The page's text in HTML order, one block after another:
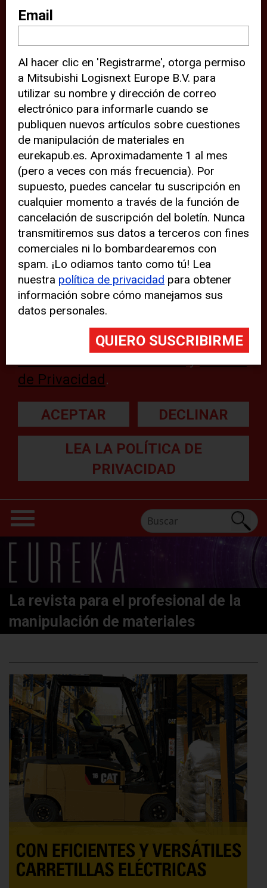
sitio web (por ejemplo, ofreciéndole
información de ubicación). Estas
terceras partes también definen
cookies en su dispositivo y pueden
rastrear su comportamiento en
internet. Al hacer clic en “Aceptar”,
significa que está de acuerdo con el
uso de cookies analíticas y de
terceros para tener una experiencia
óptima en nuestro sitio web. Si
elige “Declinar” el uso de cookies
analíticas y de terceros, evitará que
terceras partes rastreen su
comportamiento en nuestro sitio
web, aunque pueden aparecer
problemas técnicos con el sitio
web. Para obtener más
información, lea nuestra
de Privacidad .
ACEPTAR DECLINAR
LEA LA POLÍTICA DE
PRIVACIDAD
La revista para el profesional de la
manipulación de materiales
Email
Al hacer clic en 'Registrarme', otorga permiso
a Mitsubishi Logisnext Europe B.V. para
utilizar su nombre y dirección de correo
electrónico para informarle cuando se
publiquen nuevos artículos sobre cuestiones
de manipulación de materiales en
eurekapub.es. Aproximadamente 1 al mes
(pero a veces con más frecuencia). Por
supuesto, puedes cancelar tu suscripción en
cualquier momento a través de la función de
cancelación de suscripción del boletín. Nunca
transmitiremos sus datos a terceros con fines
comerciales ni lo bombardearemos con
spam. ¡Lo odiamos tanto como tú! Lea
nuestra política de privacidad para obtener
información sobre cómo manejamos sus
datos personales.